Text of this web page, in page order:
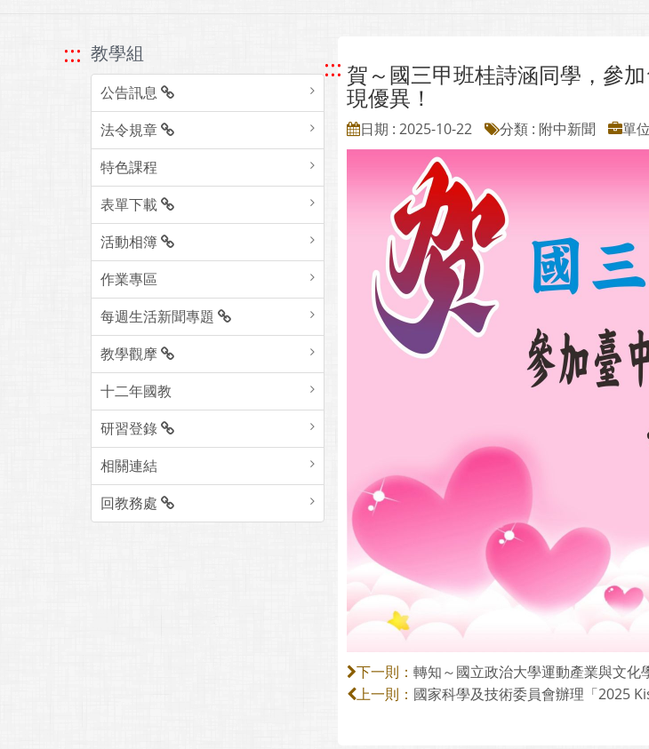
::: 教學組
公告訊息
法令規章
特色課程
表單下載
活動相簿
作業專區
每週生活新聞專題
教學觀摩
十二年國教
研習登錄
相關連結
回教務處
::: 賀～國三甲班桂詩涵同學，參
現優異！
日期 : 2025-10-22 分類 : 附中新聞 單
下一則： 轉知～國立政治大學運動產業與文化
上一則： 國家科學及技術委員會辦理「2025